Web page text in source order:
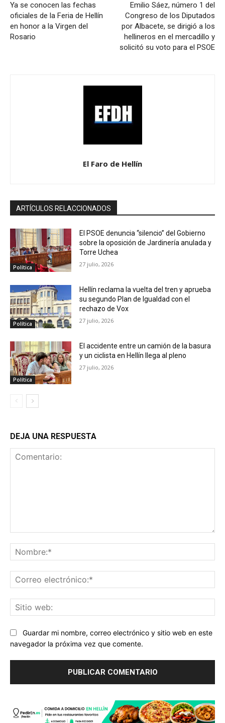
Ya se conocen las fechas
oficiales de la Feria de Hellín
en honor a la Virgen del
Rosario
Emilio Sáez, número 1 del
Congreso de los Diputados
por Albacete, se dirigió a los
hellineros en el mercadillo y
solicitó su voto para el PSOE
El Faro de Hellín
ARTÍCULOS RELACCIONADOS
Política
El PSOE denuncia “silencio” del Gobierno
sobre la oposición de Jardinería anulada y
Torre Uchea
27 julio, 2026
Política
Hellín reclama la vuelta del tren y aprueba
su segundo Plan de Igualdad con el
rechazo de Vox
27 julio, 2026
Política
El accidente entre un camión de la basura
y un ciclista en Hellín llega al pleno
27 julio, 2026
DEJA UNA RESPUESTA
Guardar mi nombre, correo electrónico y sitio web en este
navegador la próxima vez que comente.